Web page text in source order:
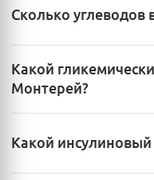
Сколько
Какой
Монтерей?
Какой